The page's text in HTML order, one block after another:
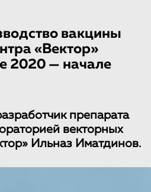
вакцины
«Вектор»
2020 — начале
препарата
векторных
Ильназ Иматдинов.